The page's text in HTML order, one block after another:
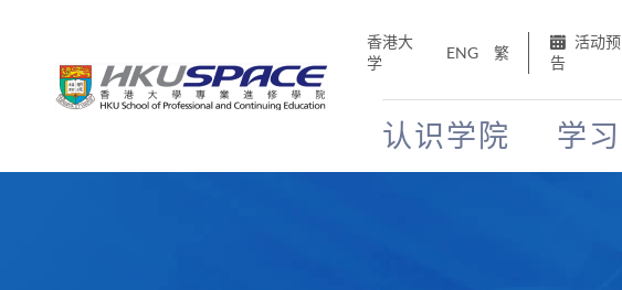
香港大
学
ENG 繁
活动预
告
认识学院 学习